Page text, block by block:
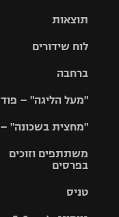
תוצאות
לוח שידורים
ברחבה
"מעל הליגה" –
"מחצית בשכונה"
משתתפים וזוכים
בפרסים
וזוכים בפרסים
טניס